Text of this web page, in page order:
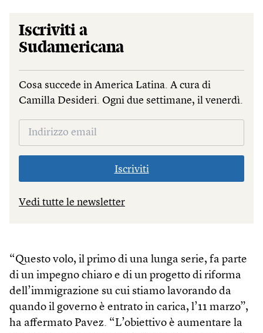
Iscriviti a
Sudamericana
Cosa succede in America Latina. A cura di
Camilla Desideri. Ogni due settimane, il venerdì.
Iscriviti
Vedi tutte le newsletter
“Questo volo, il primo di una lunga serie, fa parte
di un impegno chiaro e di un progetto di riforma
dell’immigrazione su cui stiamo lavorando da
quando il governo è entrato in carica, l’11 marzo”,
ha affermato Pavez. “L’obiettivo è aumentare la